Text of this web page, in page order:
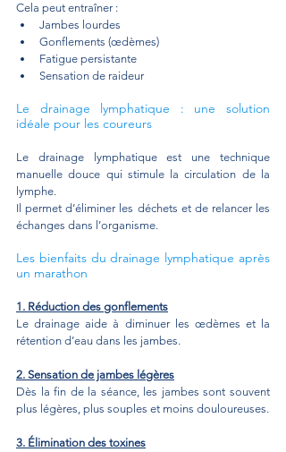
Cela peut entraîner :
Jambes lourdes
Gonflements (œdèmes)
Fatigue persistante
Sensation de raideur
Le drainage lymphatique : une solution
idéale pour les coureurs
Le drainage lymphatique est une technique
manuelle douce qui stimule la circulation de la
lymphe.
Il permet d’éliminer les déchets et de relancer les
échanges dans l’organisme.
Les bienfaits du drainage lymphatique après
un marathon
1. Réduction des gonflements
Le drainage aide à diminuer les œdèmes et la
rétention d’eau dans les jambes.
2. Sensation de jambes légères
Dès la fin de la séance, les jambes sont souvent
plus légères, plus souples et moins douloureuses.
3. Élimination des toxines